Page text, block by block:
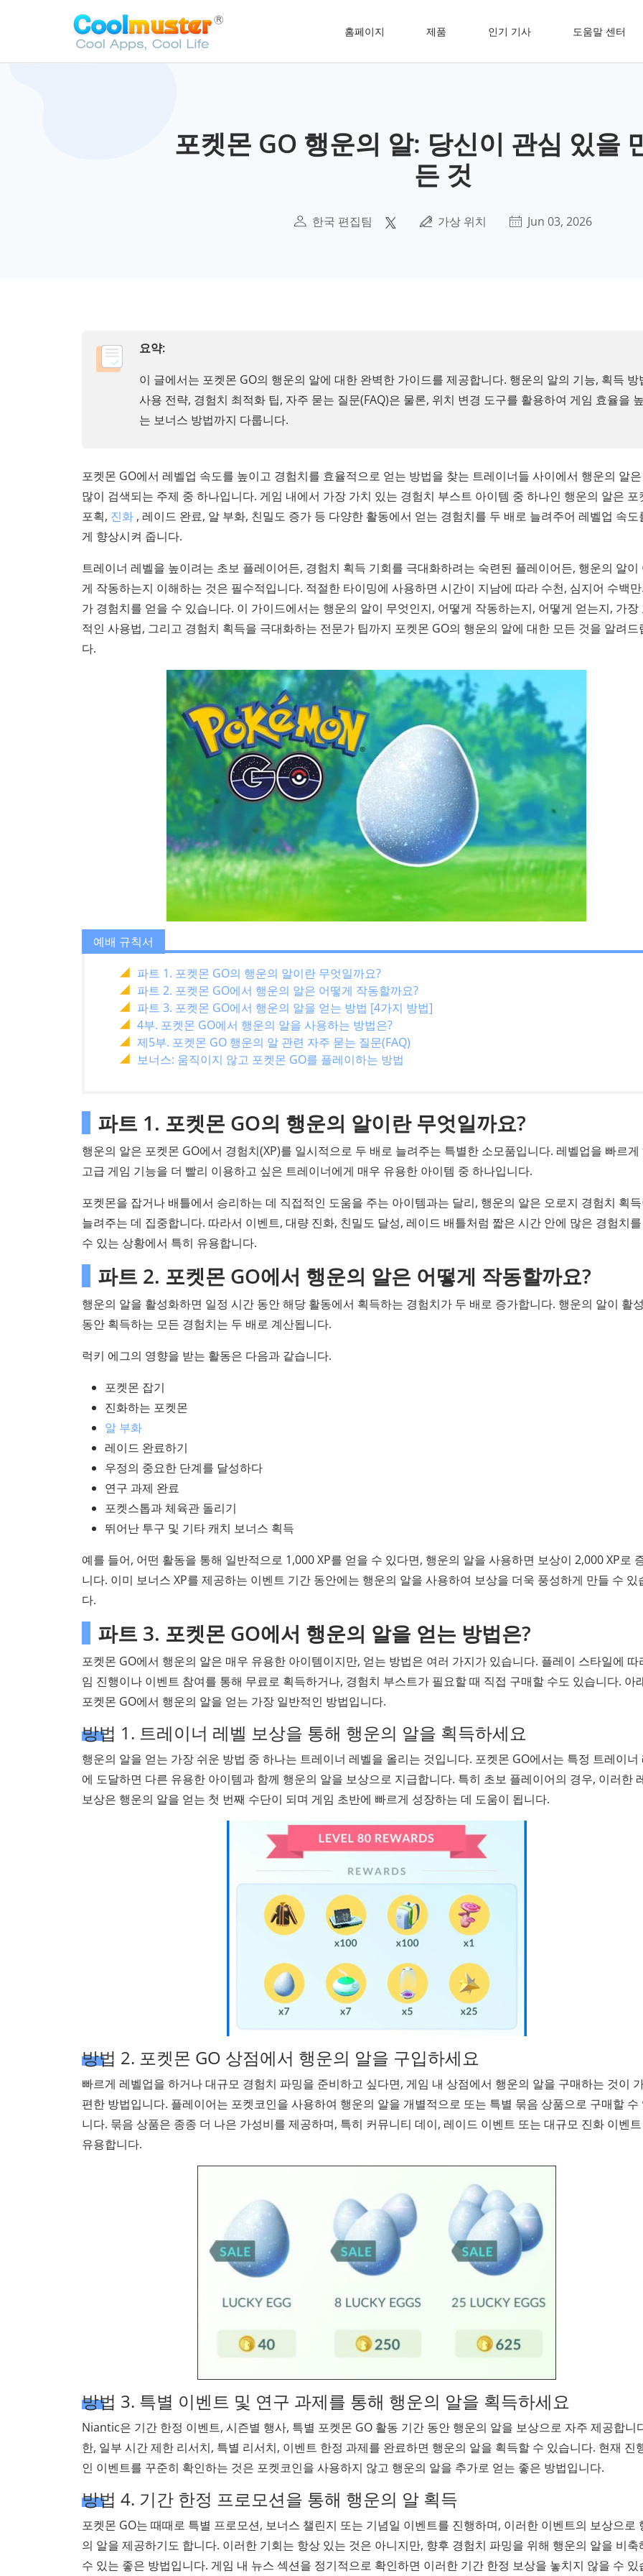
홈페이지 제품 인기 기사 도움말 센터
포켓몬 GO 행운의 알: 당신이 관심 있을
든 것
한국 편집팀 가상 위치 Jun 03, 2026
요약:
이 글에서는 포켓몬 GO의 행운의 알에 대한 완벽한 가이드를 제공합니다. 행운의 알의 기능, 획득 방
사용 전략, 경험치 최적화 팁, 자주 묻는 질문(FAQ)은 물론, 위치 변경 도구를 활용하여 게임 효율을
는 보너스 방법까지 다룹니다.
포켓몬 GO에서 레벨업 속도를 높이고 경험치를 효율적으로 얻는 방법을 찾는 트레이너들 사이에서 행운의 알
많이 검색되는 주제 중 하나입니다. 게임 내에서 가장 가치 있는 경험치 부스트 아이템 중 하나인 행운의 알은 포
포획, 진화 , 레이드 완료, 알 부화, 친밀도 증가 등 다양한 활동에서 얻는 경험치를 두 배로 늘려주어 레벨업 속도
게 향상시켜 줍니다.
트레이너 레벨을 높이려는 초보 플레이어든, 경험치 획득 기회를 극대화하려는 숙련된 플레이어든, 행운의 알이
게 작동하는지 이해하는 것은 필수적입니다. 적절한 타이밍에 사용하면 시간이 지남에 따라 수천, 심지어 수백
가 경험치를 얻을 수 있습니다. 이 가이드에서는 행운의 알이 무엇인지, 어떻게 작동하는지, 어떻게 얻는지, 가장
적인 사용법, 그리고 경험치 획득을 극대화하는 전문가 팁까지 포켓몬 GO의 행운의 알에 대한 모든 것을 알려드
다.
예배 규칙서
파트 1. 포켓몬 GO의 행운의 알이란 무엇일까요?
파트 2. 포켓몬 GO에서 행운의 알은 어떻게 작동할까요?
파트 3. 포켓몬 GO에서 행운의 알을 얻는 방법 [4가지 방법]
4부. 포켓몬 GO에서 행운의 알을 사용하는 방법은?
제5부. 포켓몬 GO 행운의 알 관련 자주 묻는 질문(FAQ)
보너스: 움직이지 않고 포켓몬 GO를 플레이하는 방법
파트 1. 포켓몬 GO의 행운의 알이란 무엇일까요?
행운의 알은 포켓몬 GO에서 경험치(XP)를 일시적으로 두 배로 늘려주는 특별한 소모품입니다. 레벨업을 빠르게
고급 게임 기능을 더 빨리 이용하고 싶은 트레이너에게 매우 유용한 아이템 중 하나입니다.
포켓몬을 잡거나 배틀에서 승리하는 데 직접적인 도움을 주는 아이템과는 달리, 행운의 알은 오로지 경험치 획
늘려주는 데 집중합니다. 따라서 이벤트, 대량 진화, 친밀도 달성, 레이드 배틀처럼 짧은 시간 안에 많은 경험치
수 있는 상황에서 특히 유용합니다.
파트 2. 포켓몬 GO에서 행운의 알은 어떻게 작동할까요?
행운의 알을 활성화하면 일정 시간 동안 해당 활동에서 획득하는 경험치가 두 배로 증가합니다. 행운의 알이 활
동안 획득하는 모든 경험치는 두 배로 계산됩니다.
럭키 에그의 영향을 받는 활동은 다음과 같습니다.
포켓몬 잡기
진화하는 포켓몬
알 부화
레이드 완료하기
우정의 중요한 단계를 달성하다
연구 과제 완료
포켓스톱과 체육관 돌리기
뛰어난 투구 및 기타 캐치 보너스 획득
예를 들어, 어떤 활동을 통해 일반적으로 1,000 XP를 얻을 수 있다면, 행운의 알을 사용하면 보상이 2,000 XP로
니다. 이미 보너스 XP를 제공하는 이벤트 기간 동안에는 행운의 알을 사용하여 보상을 더욱 풍성하게 만들 수 있
다.
파트 3. 포켓몬 GO에서 행운의 알을 얻는 방법은?
포켓몬 GO에서 행운의 알은 매우 유용한 아이템이지만, 얻는 방법은 여러 가지가 있습니다. 플레이 스타일에 따
임 진행이나 이벤트 참여를 통해 무료로 획득하거나, 경험치 부스트가 필요할 때 직접 구매할 수도 있습니다. 아
포켓몬 GO에서 행운의 알을 얻는 가장 일반적인 방법입니다.
방법 1. 트레이너 레벨 보상을 통해 행운의 알을 획득하세요
행운의 알을 얻는 가장 쉬운 방법 중 하나는 트레이너 레벨을 올리는 것입니다. 포켓몬 GO에서는 특정 트레이너
에 도달하면 다른 유용한 아이템과 함께 행운의 알을 보상으로 지급합니다. 특히 초보 플레이어의 경우, 이러한
보상은 행운의 알을 얻는 첫 번째 수단이 되며 게임 초반에 빠르게 성장하는 데 도움이 됩니다.
방법 2. 포켓몬 GO 상점에서 행운의 알을 구입하세요
빠르게 레벨업을 하거나 대규모 경험치 파밍을 준비하고 싶다면, 게임 내 상점에서 행운의 알을 구매하는 것이
편한 방법입니다. 플레이어는 포켓코인을 사용하여 행운의 알을 개별적으로 또는 특별 묶음 상품으로 구매할 수
니다. 묶음 상품은 종종 더 나은 가성비를 제공하며, 특히 커뮤니티 데이, 레이드 이벤트 또는 대규모 진화 이벤
유용합니다.
방법 3. 특별 이벤트 및 연구 과제를 통해 행운의 알을 획득하세요
Niantic은 기간 한정 이벤트, 시즌별 행사, 특별 포켓몬 GO 활동 기간 동안 행운의 알을 보상으로 자주 제공합니
한, 일부 시간 제한 리서치, 특별 리서치, 이벤트 한정 과제를 완료하면 행운의 알을 획득할 수 있습니다. 현재 진
인 이벤트를 꾸준히 확인하는 것은 포켓코인을 사용하지 않고 행운의 알을 추가로 얻는 좋은 방법입니다.
방법 4. 기간 한정 프로모션을 통해 행운의 알 획득
포켓몬 GO는 때때로 특별 프로모션, 보너스 챌린지 또는 기념일 이벤트를 진행하며, 이러한 이벤트의 보상으로
의 알을 제공하기도 합니다. 이러한 기회는 항상 있는 것은 아니지만, 향후 경험치 파밍을 위해 행운의 알을 비축
수 있는 좋은 방법입니다. 게임 내 뉴스 섹션을 정기적으로 확인하면 이러한 기간 한정 보상을 놓치지 않을 수 있